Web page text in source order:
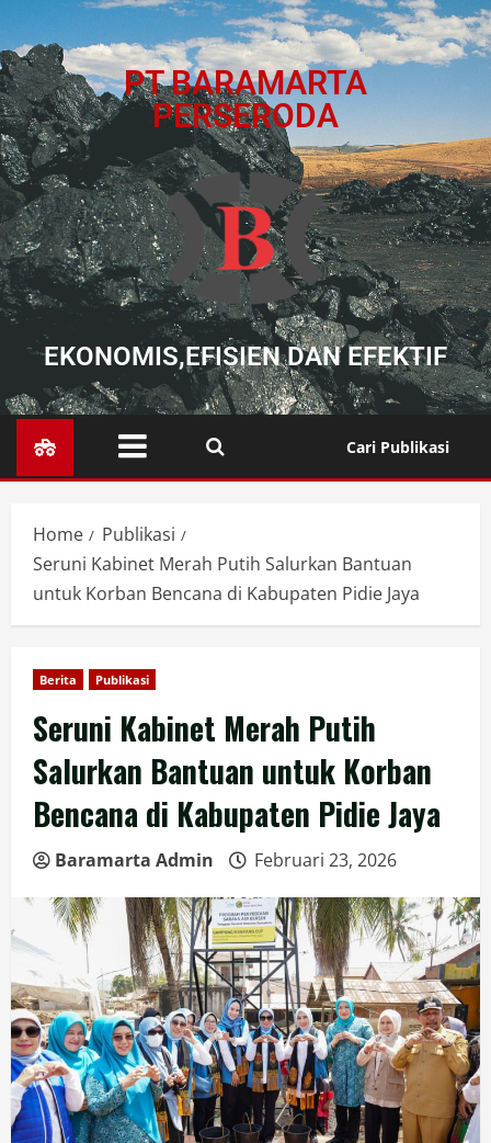
PT BARAMARTA
PERSERODA
EKONOMIS,EFISIEN DAN EFEKTIF
Cari Publikasi
Home
Publikasi
Seruni Kabinet Merah Putih Salurkan Bantuan
untuk Korban Bencana di Kabupaten Pidie Jaya
Berita Publikasi
Seruni Kabinet Merah Putih
Salurkan Bantuan untuk Korban
Bencana di Kabupaten Pidie Jaya
Baramarta Admin Februari 23, 2026